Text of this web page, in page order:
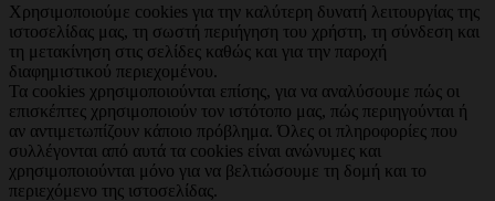
Χρησιμοποιούμε cookies για την καλύτερη δυνατή λειτουργίας της
ιστοσελίδας μας, τη σωστή περιήγηση του χρήστη, τη σύνδεση και
τη μετακίνηση στις σελίδες καθώς και για την παροχή
διαφημιστικού περιεχομένου.
Τα cookies χρησιμοποιούνται επίσης, για να αναλύσουμε πώς οι
επισκέπτες χρησιμοποιούν τον ιστότοπο μας, πώς περιηγούνται ή
αν αντιμετωπίζουν κάποιο πρόβλημα. Όλες οι πληροφορίες που
συλλέγονται από αυτά τα cookies είναι ανώνυμες και
χρησιμοποιούνται μόνο για να βελτιώσουμε τη δομή και το
περιεχόμενο της ιστοσελίδας.